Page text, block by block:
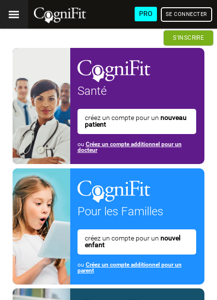
PRO SE CONNECTER
S'INSCRIRE
Santé
créez un compte pour un nouveau
patient
ou Créez un compte additionnel pour un
docteur
Pour les Familles
créez un compte pour un nouvel
enfant
ou Créez un compte additionnel pour un
parent